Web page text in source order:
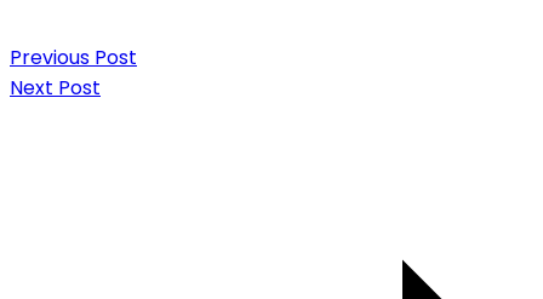
Previous Post
Next Post